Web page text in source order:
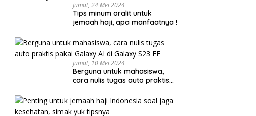
Jumat, 24 Mei 2024
Tips minum oralit untuk
jemaah haji, apa manfaatnya !
Jumat, 10 Mei 2024
Berguna untuk mahasiswa,
cara nulis tugas auto praktis
FE